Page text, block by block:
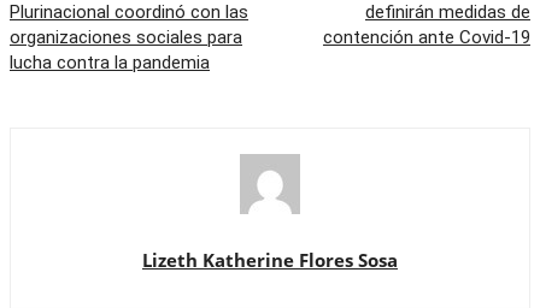
Plurinacional coordinó con las
organizaciones sociales para
lucha contra la pandemia
definirán medidas de
contención ante Covid-19
Lizeth Katherine Flores Sosa